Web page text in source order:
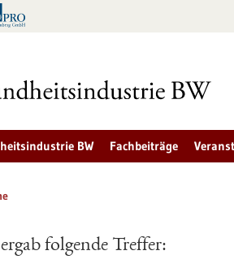
BW Fachbeiträge
folgende Treffer: